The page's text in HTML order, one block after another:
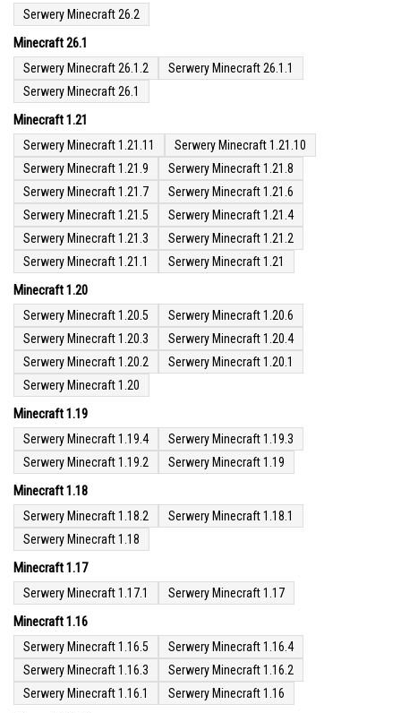
Serwery Minecraft 26.2
Minecraft 26.1
Serwery Minecraft 26.1.2
Serwery Minecraft 26.1.1
Serwery Minecraft 26.1
Minecraft 1.21
Serwery Minecraft 1.21.11
Serwery Minecraft 1.21.10
Serwery Minecraft 1.21.9
Serwery Minecraft 1.21.8
Serwery Minecraft 1.21.7
Serwery Minecraft 1.21.6
Serwery Minecraft 1.21.5
Serwery Minecraft 1.21.4
Serwery Minecraft 1.21.3
Serwery Minecraft 1.21.2
Serwery Minecraft 1.21.1
Serwery Minecraft 1.21
Minecraft 1.20
Serwery Minecraft 1.20.5
Serwery Minecraft 1.20.6
Serwery Minecraft 1.20.3
Serwery Minecraft 1.20.4
Serwery Minecraft 1.20.2
Serwery Minecraft 1.20.1
Serwery Minecraft 1.20
Minecraft 1.19
Serwery Minecraft 1.19.4
Serwery Minecraft 1.19.3
Serwery Minecraft 1.19.2
Serwery Minecraft 1.19
Minecraft 1.18
Serwery Minecraft 1.18.2
Serwery Minecraft 1.18.1
Serwery Minecraft 1.18
Minecraft 1.17
Serwery Minecraft 1.17.1 Serwery Minecraft 1.17
Minecraft 1.16
Serwery Minecraft 1.16.5
Serwery Minecraft 1.16.4
Serwery Minecraft 1.16.3
Serwery Minecraft 1.16.2
Serwery Minecraft 1.16.1
Serwery Minecraft 1.16